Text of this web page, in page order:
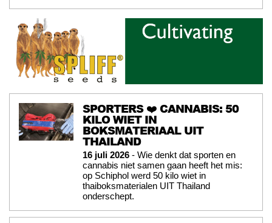
SPORTERS ❤️ CANNABIS: 50
KILO WIET IN
BOKSMATERIAAL UIT
THAILAND
16 juli 2026 - Wie denkt dat sporten en
cannabis niet samen gaan heeft het mis:
op Schiphol werd 50 kilo wiet in
thaiboksmaterialen UIT Thailand
onderschept.